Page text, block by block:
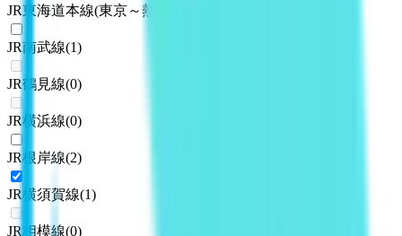
JR東海道本線(東京～熱海)
JR南武線(1)
JR鶴見線(0)
JR横浜線(0)
JR根岸線(2)
JR横須賀線(1)
JR相模線(0)